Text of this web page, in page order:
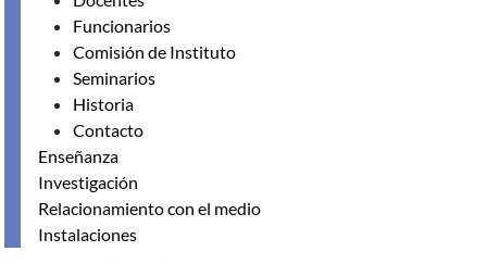
Funcionarios
Comisión de Instituto
Seminarios
Historia
Contacto
Enseñanza
Investigación
Relacionamiento con el medio
Instalaciones